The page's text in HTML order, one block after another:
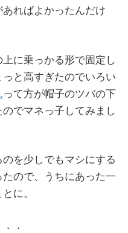
ればよかったんだけ
に乗っかる形で固定し
と高すぎたのでいろい
って方が帽子のツバの下
でマネっ子してみまし
を少しでもマシにする
ので、うちにあった一
に。
．